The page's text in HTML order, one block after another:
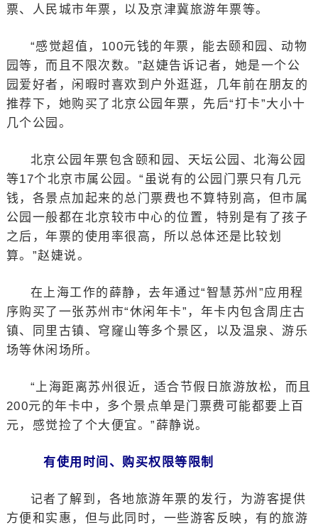
票、人民城市年票，以及京津冀旅游年票等。
“感觉超值，100元钱的年票，能去颐和园、动物
园等，而且不限次数。”赵婕告诉记者，她是一个公
园爱好者，闲暇时喜欢到户外逛逛，几年前在朋友的
推荐下，她购买了北京公园年票，先后“打卡”大小十
几个公园。
北京公园年票包含颐和园、天坛公园、北海公园
等17个北京市属公园。“虽说有的公园门票只有几元
钱，各景点加起来的总门票费也不算特别高，但市属
公园一般都在北京较市中心的位置，特别是有了孩子
之后，年票的使用率很高，所以总体还是比较划
算。”赵婕说。
在上海工作的薛静，去年通过“智慧苏州”应用程
序购买了一张苏州市“休闲年卡”，年卡内包含周庄古
镇、同里古镇、穹窿山等多个景区，以及温泉、游乐
场等休闲场所。
“上海距离苏州很近，适合节假日旅游放松，而且
200元的年卡中，多个景点单是门票费可能都要上百
元，感觉捡了个大便宜。”薛静说。
有使用时间、购买权限等限制
记者了解到，各地旅游年票的发行，为游客提供
方便和实惠，但与此同时，一些游客反映，有的旅游